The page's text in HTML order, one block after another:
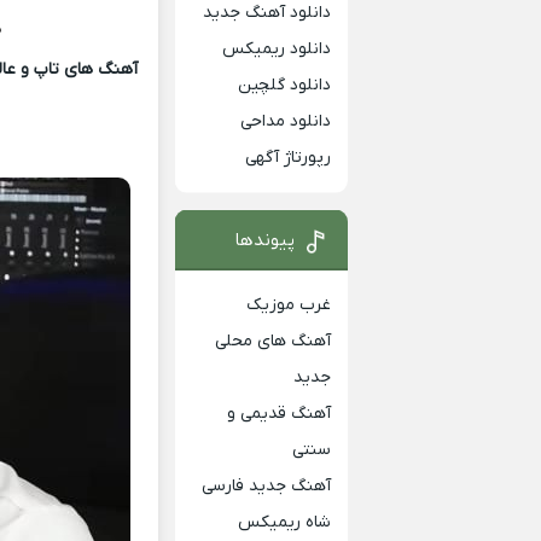
آهنگ های تاپ و
دانلود آهنگ جدید
دانلود ریمیکس
دانلود گلچین
دانلود مداحی
رپورتاژ آگهی
پیوندها
غرب موزیک
آهنگ های محلی
جدید
آهنگ قدیمی و
سنتی
آهنگ جدید فارسی
شاه ریمیکس